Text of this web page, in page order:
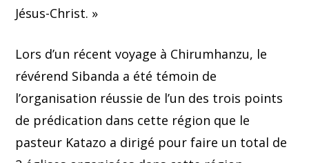
Jésus-Christ. »
Lors d’un récent voyage à Chirumhanzu, le
révérend Sibanda a été témoin de
l’organisation réussie de l’un des trois points
de prédication dans cette région que le
pasteur Katazo a dirigé pour faire un total de